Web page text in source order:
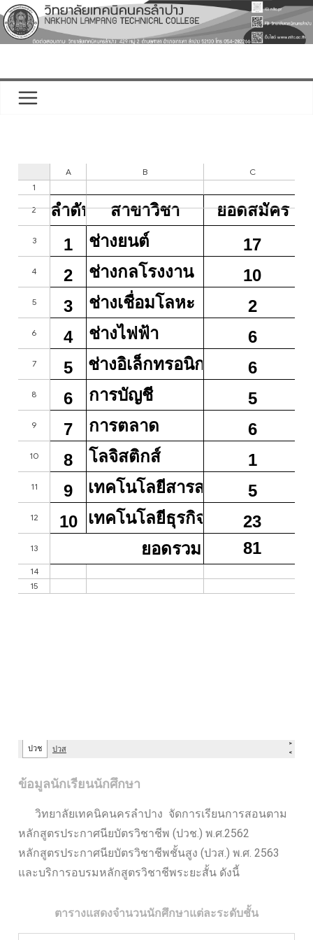
ข้อมูลนักเรียนนักศึกษา
วิทยาลัยเทคนิคนครลำปาง จัดการเรียนการสอนตาม
หลักสูตรประกาศนียบัตรวิชาชีพ (ปวช.) พ.ศ.2562
หลักสูตรประกาศนียบัตรวิชาชีพชั้นสูง (ปวส.) พ.ศ. 2563
และบริการอบรมหลักสูตรวิชาชีพระยะสั้น ดังนี้
ตารางแสดงจำนวนนักศึกษาแต่ละระดับชั้น